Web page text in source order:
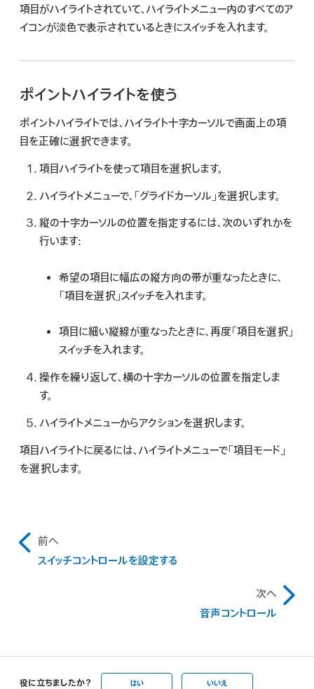
項目がハイライトされていて、ハイライトメニュー内のすべてのア
イコンが淡色で表示されているときにスイッチを入れます。
ポイントハイライトを使う
ポイントハイライトでは、ハイライト十字カーソルで画面上の項
目を正確に選択できます。
項目ハイライトを使って項目を選択します。
ハイライトメニューで、「グライドカーソル」を選択します。
縦の十字カーソルの位置を指定するには、次のいずれかを
行います:
希望の項目に幅広の縦方向の帯が重なったときに、
「項目を選択」スイッチを入れます。
項目に細い縦線が重なったときに、再度「項目を選択」
スイッチを入れます。
操作を繰り返して、横の十字カーソルの位置を指定しま
す。
ハイライトメニューからアクションを選択します。
項目ハイライトに戻るには、ハイライトメニューで「項目モード」
を選択します。
前へ
スイッチコントロールを設定する
次へ
音声コントロール
役に立ちましたか？ はい いいえ